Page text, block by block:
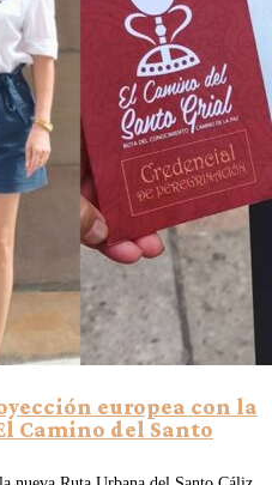
europea con la
Camino del Santo